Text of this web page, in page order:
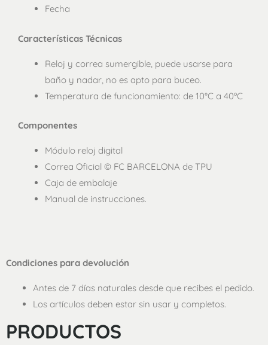
Fecha
Características Técnicas
Reloj y correa sumergible, puede usarse para
baño y nadar, no es apto para buceo.
Temperatura de funcionamiento: de 10°C a 40ºC
Componentes
Módulo reloj digital
Correa Oficial © FC BARCELONA de TPU
Caja de embalaje
Manual de instrucciones.
Condiciones para devolución
Antes de 7 días naturales desde que recibes el pedido.
Los artículos deben estar sin usar y completos.
PRODUCTOS